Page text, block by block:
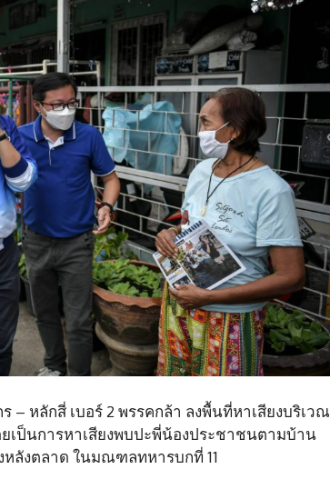
หลักสี่ เบอร์ 2 พรรคกล้า ลงพื้นที่หาเสียงบริเวณ
เป็นการหาเสียงพบปะพี่น้องประชาชนตามบ้าน
หลังตลาด ในมณฑลทหารบกที่ 11